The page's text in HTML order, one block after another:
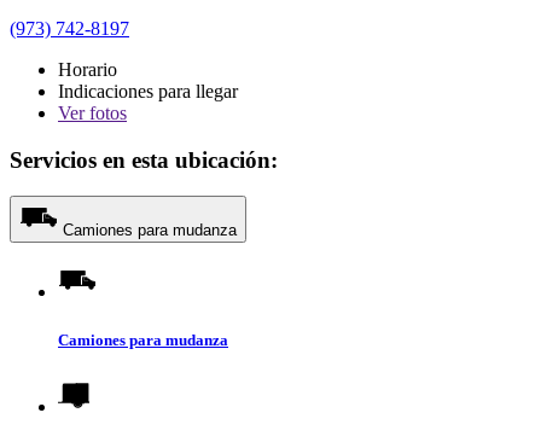
(973) 742-8197
Horario
Indicaciones para llegar
Verfotos
Servicios en esta ubicación:
Camiones para mudanza
Camiones para mudanza